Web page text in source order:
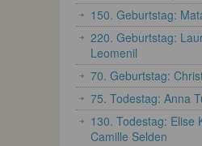
150. Geburtstag:
220. Geburtstag:
Leomenil
70. Geburtstag:
75. Todestag: Anna
130. Todestag: Elise
Camille Selden